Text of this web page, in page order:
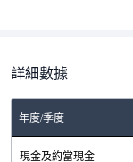
詳細數據
年度/季度2025-Q3
現金及約當現金
469,037